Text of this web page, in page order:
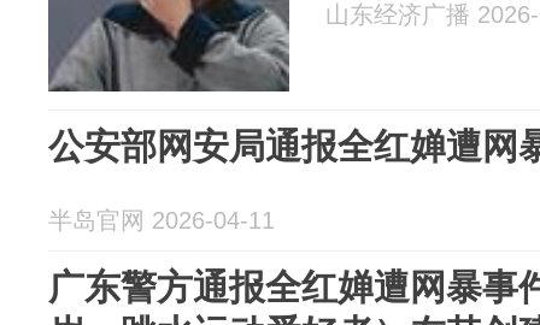
山东经济广播
公安部网安局通报全红婵遭网
半岛官网 2026-04-11
广东警方通报全红婵遭网暴事